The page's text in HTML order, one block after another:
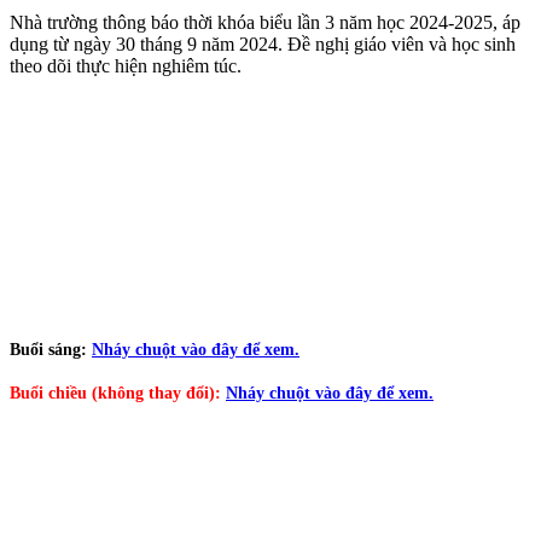
Nhà trường thông báo thời khóa biểu lần 3 năm học 2024-2025, áp
dụng từ ngày 30 tháng 9 năm 2024. Đề nghị giáo viên và học sinh
theo dõi thực hiện nghiêm túc.
Buổi sáng: Nháy chuột vào đây để xem.
Buổi chiều (không thay đổi): Nháy chuột vào đây để xem.